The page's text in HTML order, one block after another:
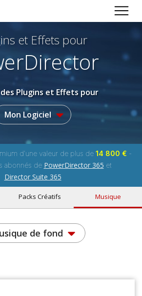
et Effets pour
Plugins et Effets pour
Mon Logiciel
d'une valeur de plus de 14 800 € -
abonnés de PowerDirector 365 et
Director Suite 365
Packs Créatifs Musique
de fond